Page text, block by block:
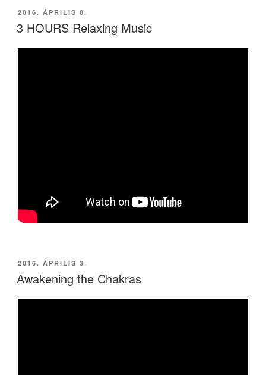
BEKÜLDVE:
2016. ÁPRILIS 8.
3 HOURS Relaxing Music
BEKÜLDVE:
2016. ÁPRILIS 3.
Awakening the Chakras